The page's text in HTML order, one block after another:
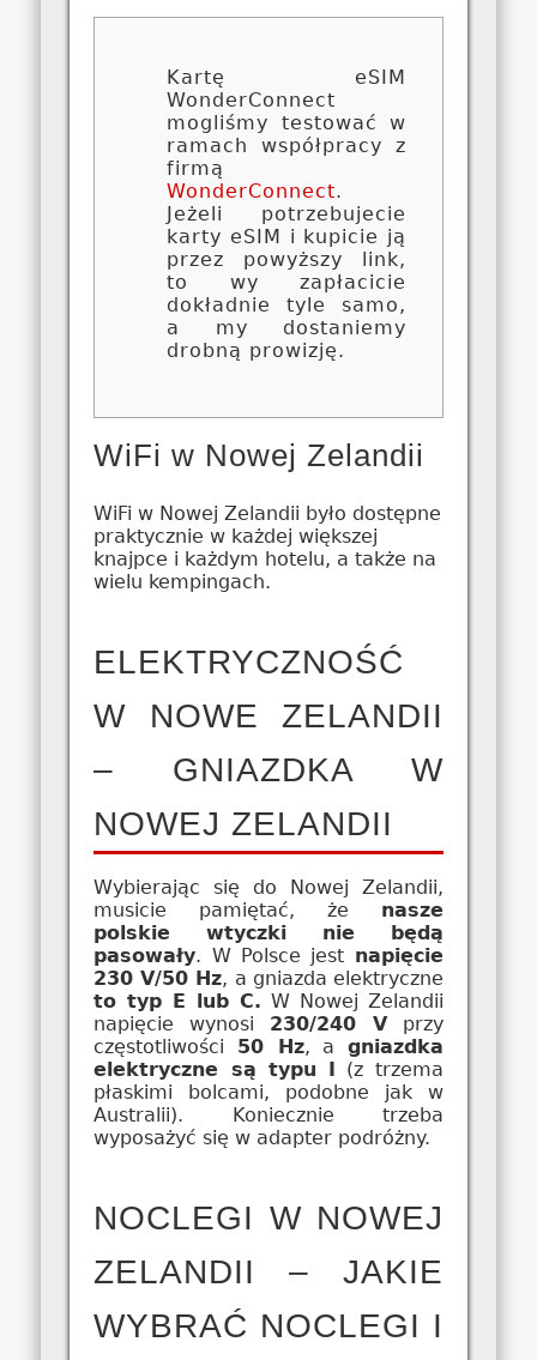
Kartę eSIM
WonderConnect
mogliśmy testować w
ramach współpracy z
firmą
WonderConnect.
Jeżeli potrzebujecie
karty eSIM i kupicie ją
przez powyższy link,
to wy zapłacicie
dokładnie tyle samo,
a my dostaniemy
drobną prowizję.
WiFi w Nowej Zelandii
WiFi w Nowej Zelandii było dostępne
praktycznie w każdej większej
knajpce i każdym hotelu, a także na
wielu kempingach.
ELEKTRYCZNOŚĆ
W NOWE ZELANDII
– GNIAZDKA W
NOWEJ ZELANDII
Wybierając się do Nowej Zelandii,
musicie pamiętać, że nasze
polskie wtyczki nie będą
pasowały. W Polsce jest napięcie
230 V/50 Hz, a gniazda elektryczne
to typ E lub C. W Nowej Zelandii
napięcie wynosi 230/240 Vprzy
częstotliwości 50 Hz, a gniazdka
elektryczne są typu I
(z trzema
płaskimi bolcami, podobne jak w
Australii). Koniecznie trzeba
wyposażyć się w adapter podróżny.
NOCLEGI W NOWEJ
ZELANDII – JAKIE
WYBRAĆ NOCLEGI I